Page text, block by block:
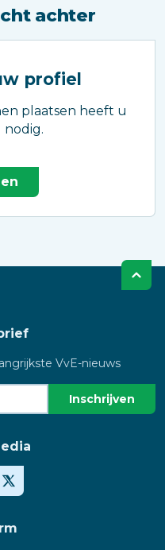
achter
profiel
plaatsen heeft u
nodig.
VvE-nieuws